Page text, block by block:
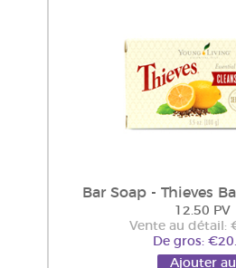
Bar Soap - Thieves
12.50 PV
Vente au détail:
De gros:
Ajouter au